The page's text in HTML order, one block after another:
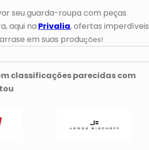
seu guarda-roupa com peças
aqui na Privalia, ofertas imperdíveis
em suas produções!
classificações parecidas com